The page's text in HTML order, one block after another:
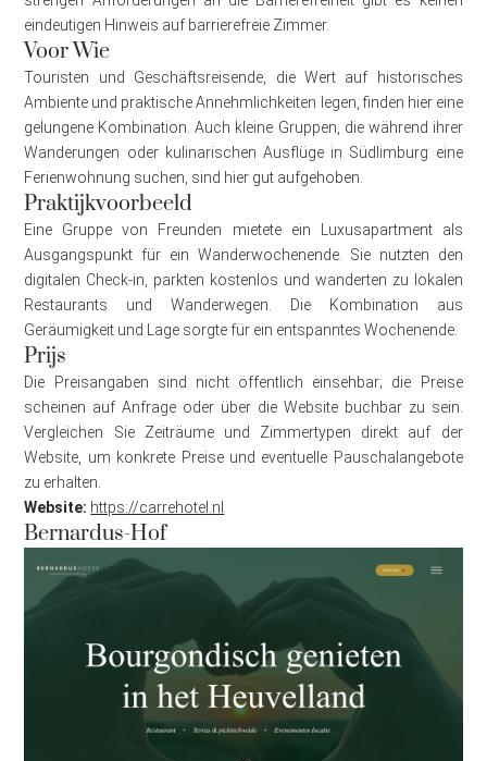
eindeutigen Hinweis auf barrierefreie Zimmer.
Voor Wie
Touristen und Geschäftsreisende, die Wert auf historisches
Ambiente und praktische Annehmlichkeiten legen, finden hier eine
gelungene Kombination. Auch kleine Gruppen, die während ihrer
Wanderungen oder kulinarischen Ausflüge in Südlimburg eine
Ferienwohnung suchen, sind hier gut aufgehoben.
Praktijkvoorbeeld
Eine Gruppe von Freunden mietete ein Luxusapartment als
Ausgangspunkt für ein Wanderwochenende. Sie nutzten den
digitalen Check-in, parkten kostenlos und wanderten zu lokalen
Restaurants und Wanderwegen. Die Kombination aus
Geräumigkeit und Lage sorgte für ein entspanntes Wochenende.
Prijs
Die Preisangaben sind nicht öffentlich einsehbar; die Preise
scheinen auf Anfrage oder über die Website buchbar zu sein.
Vergleichen Sie Zeiträume und Zimmertypen direkt auf der
Website, um konkrete Preise und eventuelle Pauschalangebote
zu erhalten.
Website: https://carrehotel.nl
Bernardus-Hof